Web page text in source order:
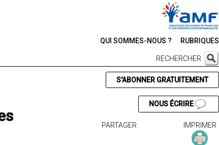
QUI SOMMES-NOUS ? RUBRIQUES
RECHERCHER
S'ABONNER GRATUITEMENT
NOUS ÉCRIRE
PARTAGER IMPRIMER